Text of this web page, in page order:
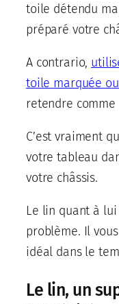
toile détendu
préparé votre
A contrario,
toile marquée ou
retendre comme
C’est vraiment
votre tableau
votre châssis.
Le lin quant à lui
problème. Il
idéal dans le
Le lin, un